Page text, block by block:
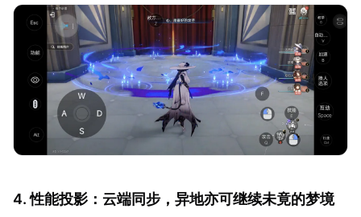
4. 性能投影：云端同步，异地亦可继续未竟的梦境